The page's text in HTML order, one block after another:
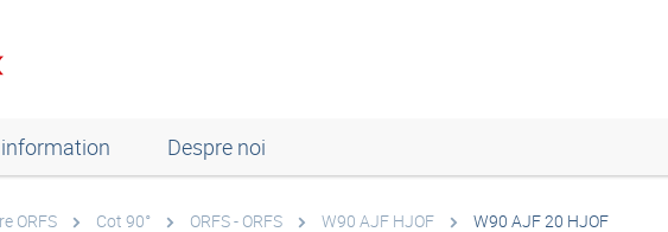
Despre noi
ORFS Cot 90° ORFS - ORFS W90 AJF HJOF W90 AJF 20 HJOF